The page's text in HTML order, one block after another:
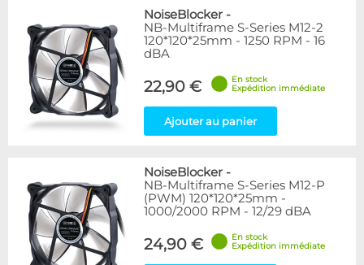
NoiseBlocker -
NB-Multiframe S-Series M12-2
120*120*25mm - 1250 RPM - 16
dBA
22,90 €
En stock
Expédition immédiate
Ajouter au panier
NoiseBlocker -
NB-Multiframe S-Series M12-P
(PWM) 120*120*25mm -
1000/2000 RPM - 12/29 dBA
24,90 €
En stock
Expédition immédiate